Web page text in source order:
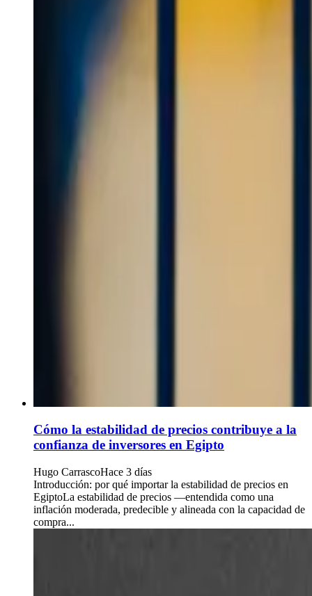
Cómo la estabilidad de precios contribuye a la
confianza de inversores en Egipto
Hugo CarrascoHace 3 días
Introducción: por qué importar la estabilidad de precios en
EgiptoLa estabilidad de precios —entendida como una
inflación moderada, predecible y alineada con la capacidad de
compra...